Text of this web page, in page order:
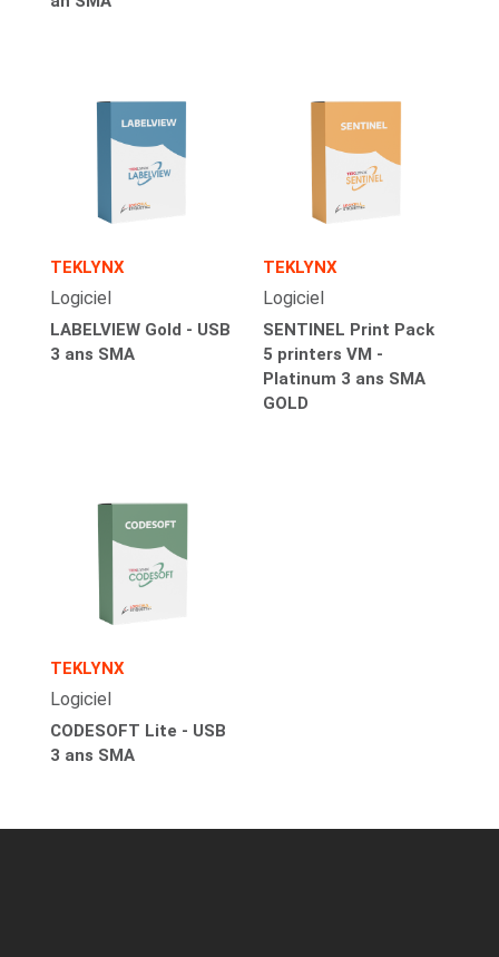
TEKLYNX
Logiciel
LABELVIEW Gold - USB
3 ans SMA
TEKLYNX
Logiciel
SENTINEL Print Pack
5 printers VM -
Platinum 3 ans SMA
GOLD
TEKLYNX
Logiciel
CODESOFT Lite - USB
3 ans SMA